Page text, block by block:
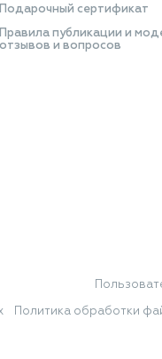
Подарочный сертификат
Правила публикации и
отзывов и вопросов
Политика обработки